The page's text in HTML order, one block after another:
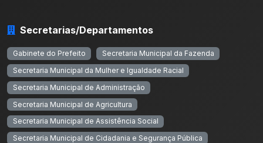
Secretarias/Departamentos
Gabinete do Prefeito
Secretaria Municipal da Fazenda
Secretaria Municipal da Mulher e Igualdade Racial
Secretaria Municipal de Administração
Secretaria Municipal de Agricultura
Secretaria Municipal de Assistência Social
Secretaria Municipal de Cidadania e Segurança Pública